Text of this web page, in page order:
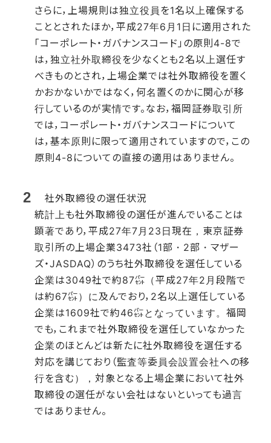
さらに，上場規則は独立役員を1名以上確保する
こととされたほか，平成27年6月1日に適用された
「コーポレート・ガバナンスコード」の原則4-8で
は，独立社外取締役を少なくとも2名以上選任す
べきものとされ，上場企業では社外取締役を置く
かおかないかではなく，何名置くのかに関心が移
行しているのが実情です。なお，福岡証券取引所
では，コーポレート・ガバナンスコードについて
は，基本原則に限って適用されていますので，この
原則4-8についての直接の適用はありません。
社外取締役の選任状況
統計上も社外取締役の選任が進んでいることは
顕著であり，平成27年7月23日現在，東京証券
取引所の上場企業3473社（1部・2部・マザー
ズ・JASDAQ）のうち社外取締役を選任している
企業は3049社で約87㌫（平成27年2月段階で
は約67㌫）に及んでおり，2名以上選任している
企業は1609社で約46㌫となっています。福岡
でも，これまで社外取締役を選任していなかった
企業のほとんどは新たに社外取締役を選任する
対応を講じており（監査等委員会設置会社への移
行を含む），対象となる上場企業において社外
取締役の選任がない会社はないといっても過言
ではありません。